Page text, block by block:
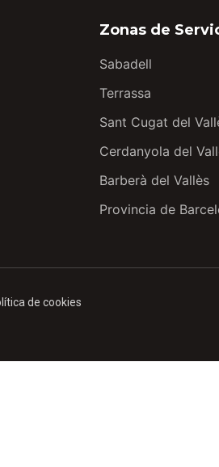
Zonas de
Sabadell
Terrassa
Sant Cugat del
Cerdanyola del
Barberà del Vallès
Provincia de
de cookies